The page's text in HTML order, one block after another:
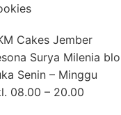
Cakes Jember
Surya Milenia
Senin – Minggu
08.00 – 20.00